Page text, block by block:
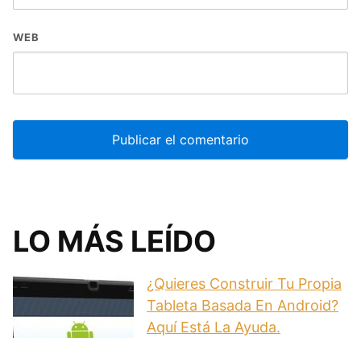
WEB
LO MÁS LEÍDO
¿Quieres Construir Tu Propia
Tableta Basada En Android?
Aquí Está La Ayuda.